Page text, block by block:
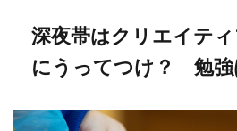
深夜帯はクリエイテ
にうってつけ？ 勉強